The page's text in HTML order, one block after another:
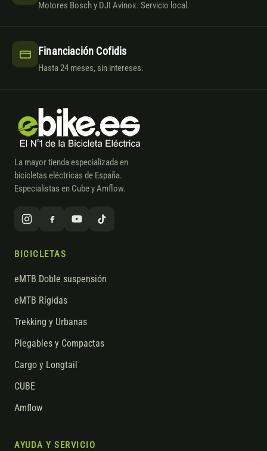
Motores Bosch y DJI Avinox. Servicio local.
Financiación Cofidis
Hasta 24 meses, sin intereses.
La mayor tienda especializada en
bicicletas eléctricas de España.
Especialistas en Cube y Amflow.
BICICLETAS
eMTB Doble suspensión
eMTB Rígidas
Trekking y Urbanas
Plegables y Compactas
Cargo y Longtail
CUBE
Amflow
AYUDA Y SERVICIO